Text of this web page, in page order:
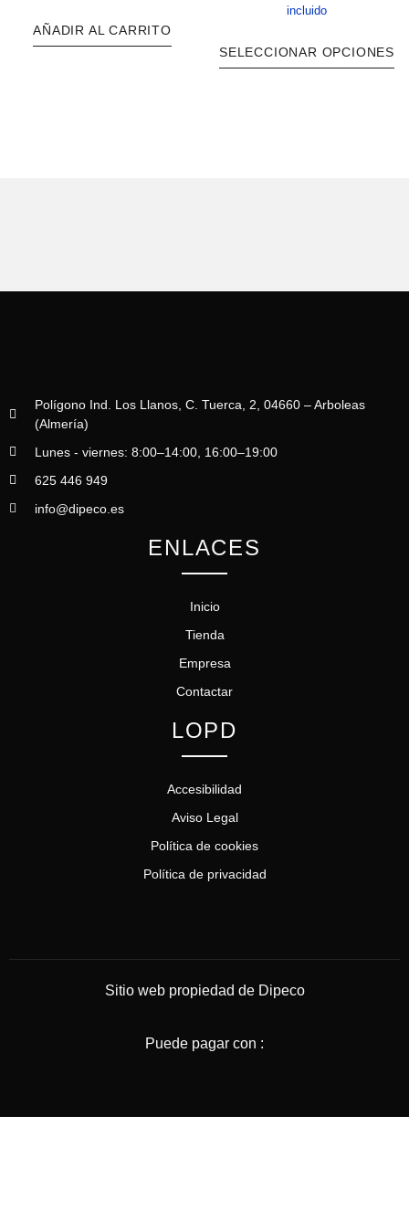
AÑADIR AL CARRITO
incluido
SELECCIONAR OPCIONES
Polígono Ind. Los Llanos, C. Tuerca, 2, 04660 – Arboleas
(Almería)
Lunes - viernes: 8:00–14:00, 16:00–19:00
625 446 949
info@dipeco.es
ENLACES
Inicio
Tienda
Empresa
Contactar
LOPD
Accesibilidad
Aviso Legal
Política de cookies
Política de privacidad
Puede pagar con :
Sitio web propiedad de Dipeco